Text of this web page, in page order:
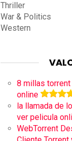
Thriller
War & Politics
Western
8 millas
online
la llamada de
ver pelicula
WebTorrent